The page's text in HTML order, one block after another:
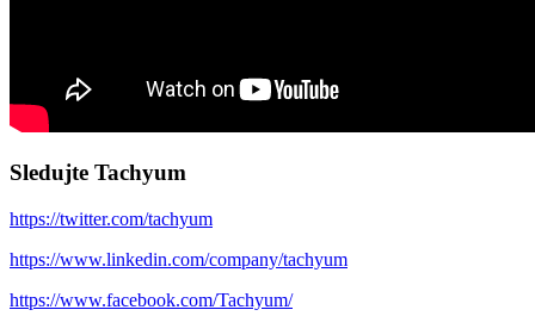
Sledujte Tachyum
https://twitter.com/tachyum
https://www.linkedin.com/company/tachyum
https://www.facebook.com/Tachyum/